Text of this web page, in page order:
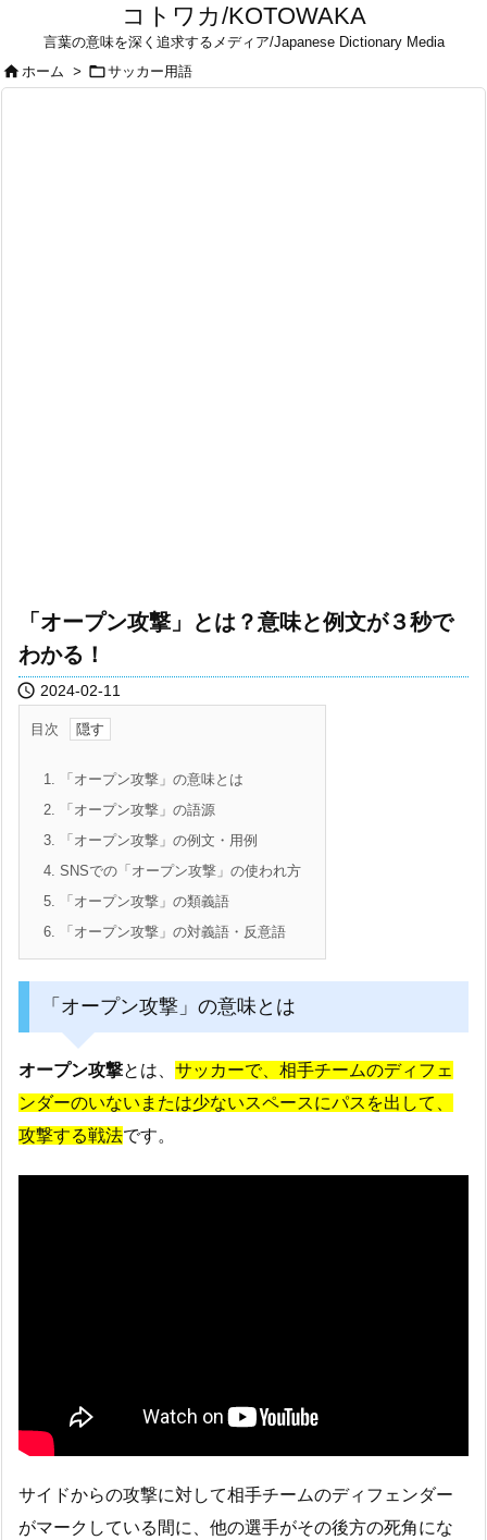
コトワカ/KOTOWAKA
言葉の意味を深く追求するメディア/Japanese Dictionary Media
ホーム > サッカー用語
「オープン攻撃」とは？意味と例文が３秒で
わかる！
 2024-02-11
目次
1. 「オープン攻撃」の意味とは
2. 「オープン攻撃」の語源
3. 「オープン攻撃」の例文・用例
4. SNSでの「オープン攻撃」の使われ方
5. 「オープン攻撃」の類義語
6. 「オープン攻撃」の対義語・反意語
「オープン攻撃」の意味とは
オープン攻撃とは、 サッカーで、相手チームのディフェ
ンダーのいないまたは少ないスペースにパスを出して、
攻撃する戦法です。
サイドからの攻撃に対して相手チームのディフェンダー
がマークしている間に、他の選手がその後方の死角にな